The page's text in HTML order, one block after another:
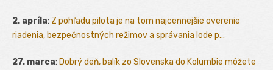
2. apríla: Z pohľadu pilota je na tom najcennejšie overenie
riadenia, bezpečnostných režimov a správania lode p...
27. marca: Dobrý deň, balík zo Slovenska do Kolumbie môžete